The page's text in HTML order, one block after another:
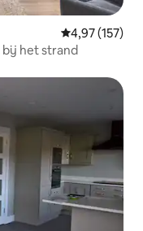
Gemiddelde
4,97 (157)
bij het strand